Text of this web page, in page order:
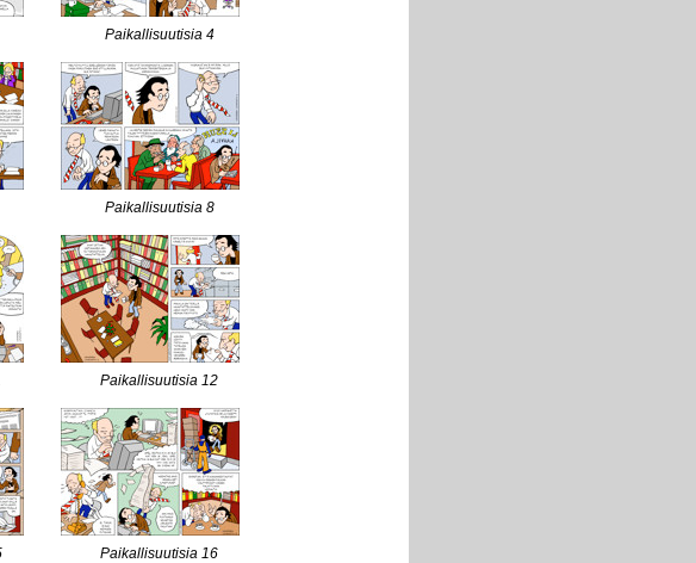
Paikallisuutisia 4
Paikallisuutisia 8
Paikallisuutisia 12
Paikallisuutisia 16